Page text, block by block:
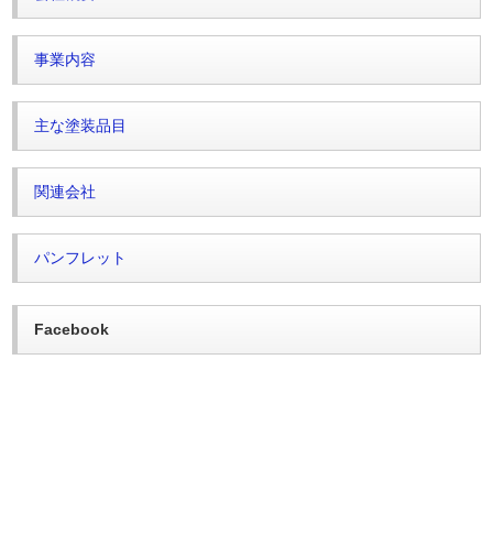
事業内容
主な塗装品目
関連会社
パンフレット
Facebook